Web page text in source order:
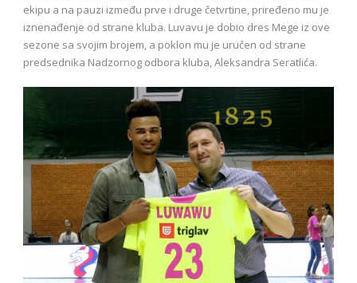
ekipu a na pauzi između prve i druge četvrtine, priređeno mu je
iznenađenje od strane kluba. Luvavu je dobio dres Mege iz ove
sezone sa svojim brojem, a poklon mu je uručen od strane
predsednika Nadzornog odbora kluba, Aleksandra Seratlića.